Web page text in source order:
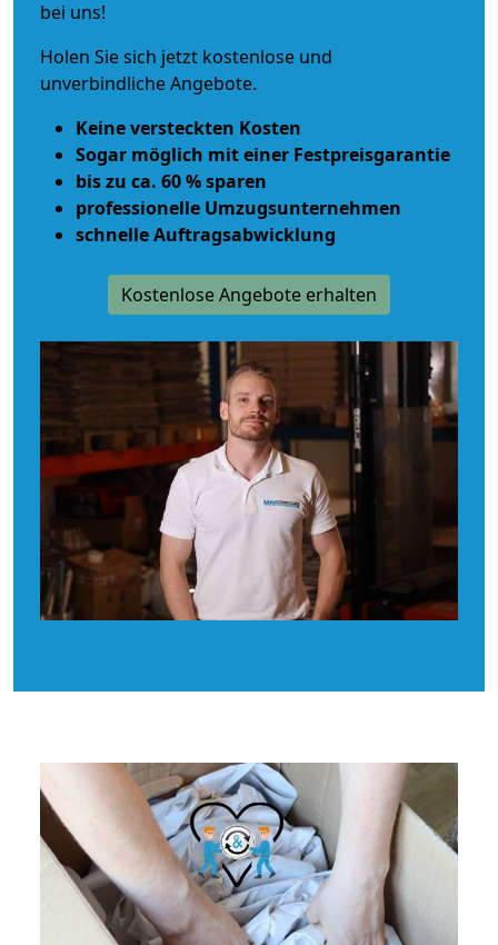
bei uns!
Holen Sie sich jetzt kostenlose und
unverbindliche Angebote.
Keine versteckten Kosten
Sogar möglich mit einer Festpreisgarantie
bis zu ca. 60 % sparen
professionelle Umzugsunternehmen
schnelle Auftragsabwicklung
Kostenlose Angebote erhalten